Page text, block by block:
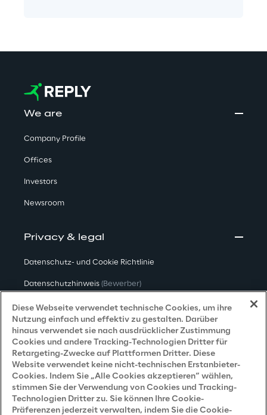
We are
Company Profile
Offices
Investors
Newsroom
Privacy & legal
Datenschutz- und Cookie Richtlinie
Datenschutzhinweis (Bewerber)
Datenschutzhinweis(Kunden)
Datenschutzhinweis (Dienstleister)
Datenschutzhinweis (Marketing)
Accessibility Statement
Diese Webseite verwendet technische Cookies, um ihre
Nutzung einfach und effektiv zu gestalten. Darüber
hinaus verwendet sie nach ausdrücklicher Zustimmung
Cookies und andere Tracking-Technologien Dritter für
Retargeting-Zwecke auf Plattformen Dritter. Diese
Website verwendet keine nicht-technischen Erstanbieter-
Cookies. Indem Sie „Alle Cookies akzeptieren“ wählen,
stimmen Sie der Verwendung von Cookies und Tracking-
Technologien Dritter zu. Sie können Ihre Cookie-
Präferenzen jederzeit verwalten, indem Sie die Cookie-